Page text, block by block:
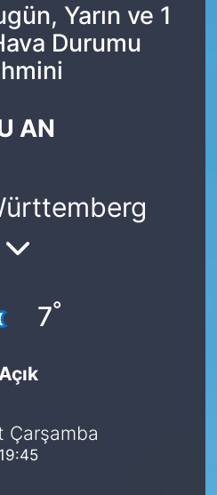
Yarın ve 1
Durumu
AN
7°
Açık
Çarşamba
19:45